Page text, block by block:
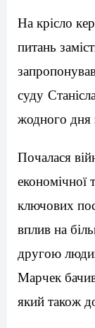
На крісло
питань
суду
жодного дня
Почалася
економічної
ключових
вплив на
другою
Марчек
який також